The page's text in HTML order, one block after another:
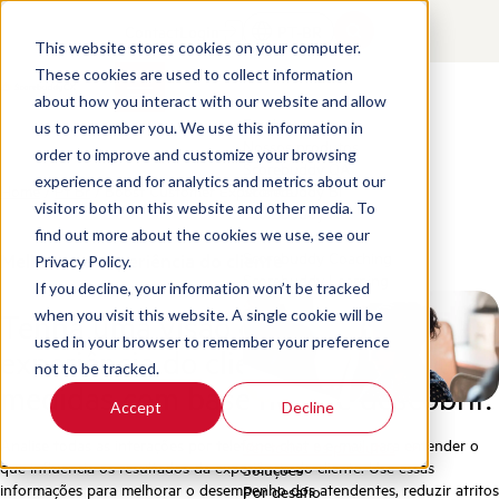
This website stores cookies on your computer.
These cookies are used to collect information
about how you interact with our website and allow
us to remember you. We use this information in
order to improve and customize your browsing
experience and for analytics and metrics about our
visitors both on this website and other media. To
find out more about the cookies we use, see our
Privacy Policy.
If you decline, your information won’t be tracked
when you visit this website. A single cookie will be
used in your browser to remember your preference
not to be tracked.
Accept Decline
Produtos
Nossos produtos
Scorebuddy QA
Scorebuddy BI
Scorebuddy AI
Scorebuddy Learning
Soluções
Por desafio
Home / Pt Br / Boost Customer Experience
Melhorar a experiência do cliente
Tenha uma visão completa da
experiência do cliente. Tome
medidas com base no que descobrir.
Analise todas as interações por telefone, chat e e-mail para entender o
que influencia os resultados da experiência do cliente. Use essas
informações para melhorar o desempenho dos atendentes, reduzir atritos